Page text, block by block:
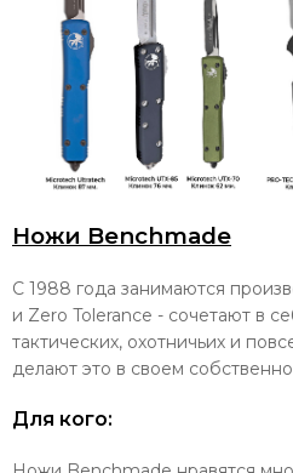
Ножи Benchmade
C 1988 года занимаются
и Zero Tolerance - сочетают в
тактических, охотничьих и
делают это в своем
Для кого: